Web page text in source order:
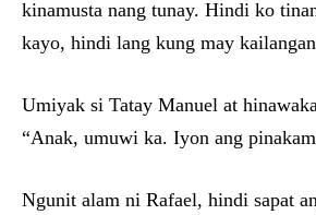
kinamusta nang tunay. Hindi ko
kayo, hindi lang kung may
Umiyak si Tatay Manuel at
“Anak, umuwi ka. Iyon ang
Ngunit alam ni Rafael, hindi sapat